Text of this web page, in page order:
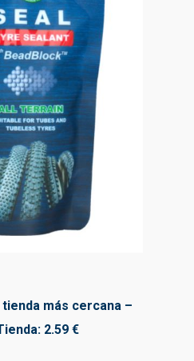
más cercana –
2.59 €